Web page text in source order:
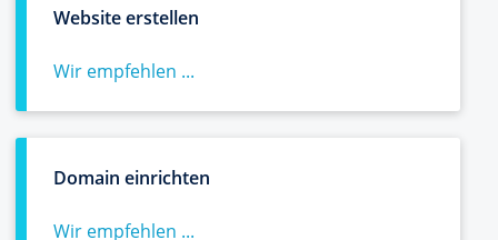
Website erstellen
Wir empfehlen ...
Domain einrichten
Wir empfehlen ...